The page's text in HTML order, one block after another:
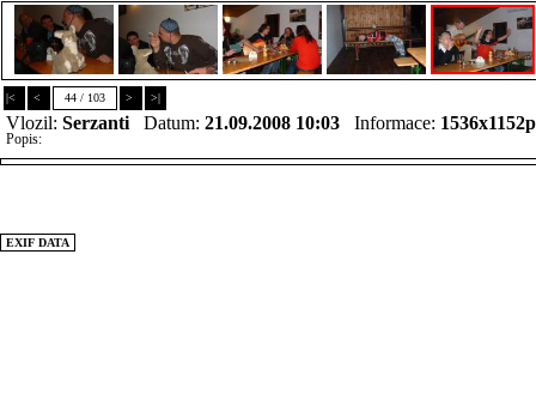
|< < 44 / 103 > >|
Vlozil: Serzanti Datum: 21.09.2008 10:03 Informace:
Popis:
EXIF DATA